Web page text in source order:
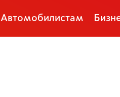
Автомобилистам